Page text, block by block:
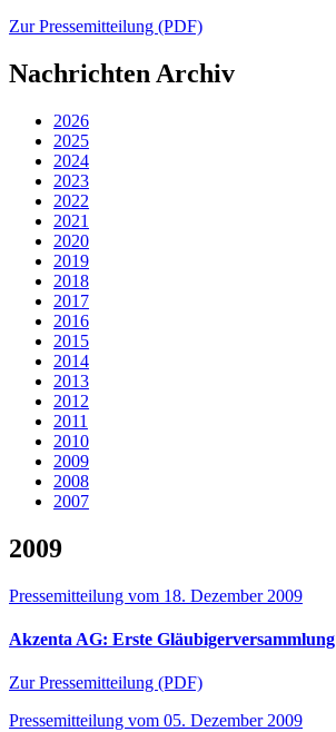
Zur Pressemitteilung (PDF)
Nachrichten Archiv
2026
2025
2024
2023
2022
2021
2020
2019
2018
2017
2016
2015
2014
2013
2012
2011
2010
2009
2008
2007
2009
Pressemitteilung vom 18. Dezember 2009
Akzenta AG: Erste Gläubigerversammlung
Zur Pressemitteilung (PDF)
Pressemitteilung vom 05. Dezember 2009